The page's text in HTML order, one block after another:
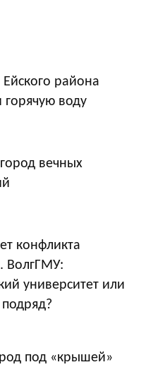
района
горячую воду
вечных
конфликта
ВолгГМУ:
университет или
под «крышей»